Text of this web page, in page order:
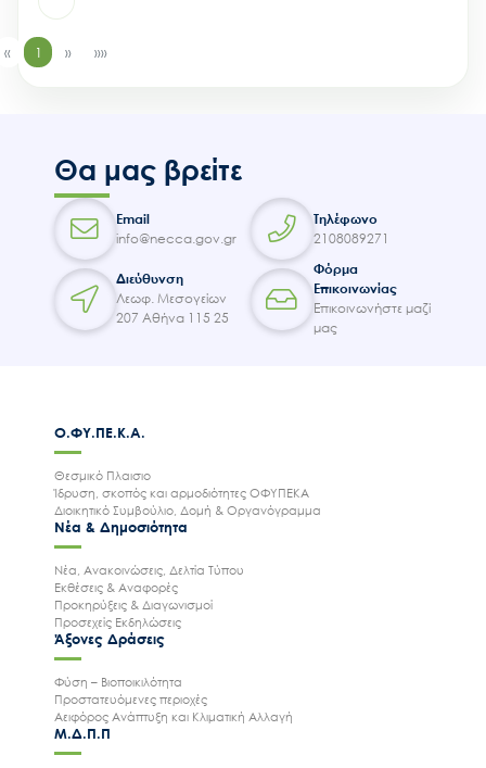
« 1 » »»
Θα μας βρείτε
Email
info@necca.gov.gr
Τηλέφωνο
2108089271
Διεύθυνση
Λεωφ. Μεσογείων
207 Αθήνα 115 25
Φόρμα
Επικοινωνίας
Επικοινωνήστε μαζί
μας
Ο.ΦΥ.ΠΕ.Κ.Α.
Θεσμικό Πλαισιο
Ίδρυση, σκοπός και αρμοδιότητες ΟΦΥΠΕΚΑ
Διοικητικό Συμβούλιο, Δομή & Οργανόγραμμα
Νέα & Δημοσιότητα
Νέα, Ανακοινώσεις, Δελτία Τύπου
Εκθέσεις & Αναφορές
Προκηρύξεις & Διαγωνισμοί
Προσεχείς Εκδηλώσεις
Άξονες Δράσεις
Φύση – Βιοποικιλότητα
Προστατευόμενες περιοχές
Αειφόρος Ανάπτυξη και Κλιματική Αλλαγή
Μ.Δ.Π.Π